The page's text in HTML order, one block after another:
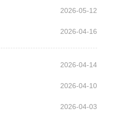
2026-05-12
2026-04-16
2026-04-14
2026-04-10
2026-04-03